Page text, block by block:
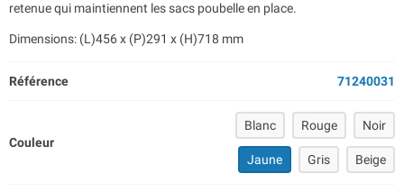
retenue qui maintiennent les sacs poubelle en place.
Dimensions: (L)456 x (P)291 x (H)718 mm
Référence 71240031
Couleur
Blanc Rouge Noir
Jaune Gris Beige